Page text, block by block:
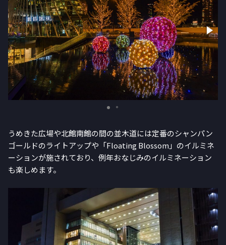
うめきた広場や北館南館の間の並木道には定番のシャンパン
ゴールドのライトアップや「Floating Blossom」のイルミネ
ーションが施されており、例年おなじみのイルミネーション
も楽しめます。